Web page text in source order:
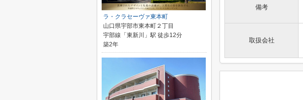
備考
取扱会社
ラ・クラセーヴァ東本町
山口県宇部市東本町２丁目
宇部線「東新川」駅 徒歩12分
築2年